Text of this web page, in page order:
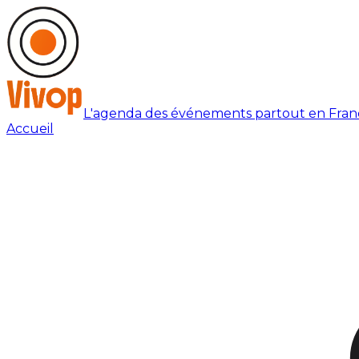
L'agenda des événements partout en
Accueil